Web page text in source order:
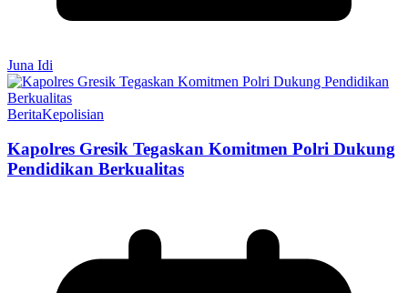
Juna Idi
BeritaKepolisian
Kapolres Gresik Tegaskan Komitmen Polri Dukung
Pendidikan Berkualitas